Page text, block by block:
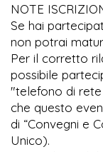
NOTE
Se hai
non potrai
Per il corretto
possibile
"telefono di rete
che questo
di “Convegni e
Unico).